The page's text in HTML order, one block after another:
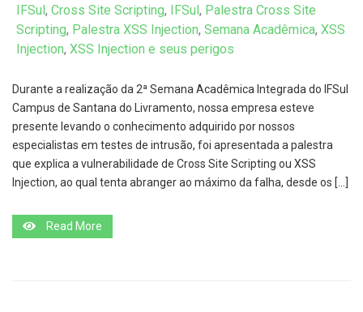
IFSul , Cross Site Scripting, IFSul , Palestra Cross Site
Scripting, Palestra XSS Injection, Semana Acadêmica, XSS
Injection, XSS Injection e seus perigos
Durante a realização da 2ª Semana Acadêmica Integrada do IFSul
Campus de Santana do Livramento, nossa empresa esteve
presente levando o conhecimento adquirido por nossos
especialistas em testes de intrusão, foi apresentada a palestra
que explica a vulnerabilidade de Cross Site Scripting ou XSS
Injection, ao qual tenta abranger ao máximo da falha, desde os […]
Read More